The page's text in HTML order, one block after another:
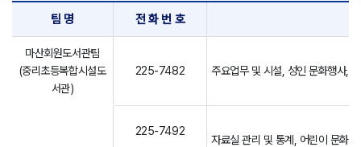
팀 명 전 화 번 호
마산회원도서관팀
(중리초등복합시설도
서관)
225-7482 주요업무 및 시설, 성인 문화행사,
225-7492
자료실 관리 및 통계, 어린이 문화